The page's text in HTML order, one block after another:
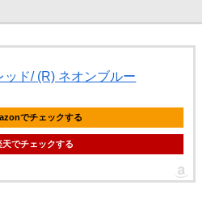
ド/ (R) ネオンブルー
でチェックする
天でチェックする